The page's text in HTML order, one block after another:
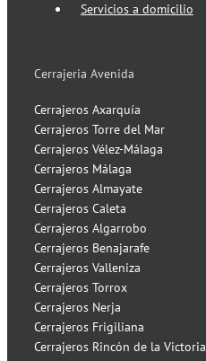
Servicios a domicilio
Cerrajeria Avenida
Cerrajeros Axarquía
Cerrajeros Torre del Mar
Cerrajeros Vélez-Málaga
Cerrajeros Málaga
Cerrajeros Almayate
Cerrajeros Caleta
Cerrajeros Algarrobo
Cerrajeros Benajarafe
Cerrajeros Valleniza
Cerrajeros Torrox
Cerrajeros Nerja
Cerrajeros Frigiliana
Cerrajeros Rincón de la Victoria